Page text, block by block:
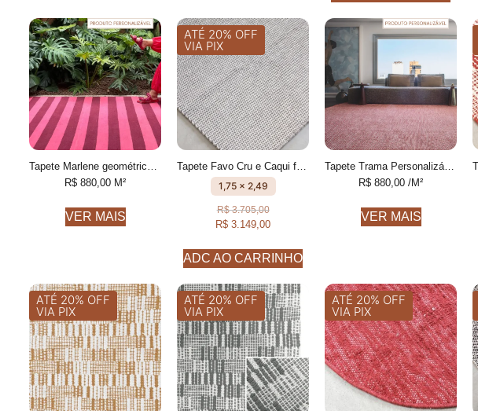
R$ 880,00 M²
VER MAIS
ATÉ 20% OFF
VIA PIX
1,75 x 2,49
R$3.705,00
R$ 3.149,00
ADC AO CARRINHO
R$ 880,00 /M²
VER MAIS
ATÉ 20% OFF
VIA PIX
ATÉ 20% OFF
VIA PIX
ATÉ 20% OFF
VIA PIX